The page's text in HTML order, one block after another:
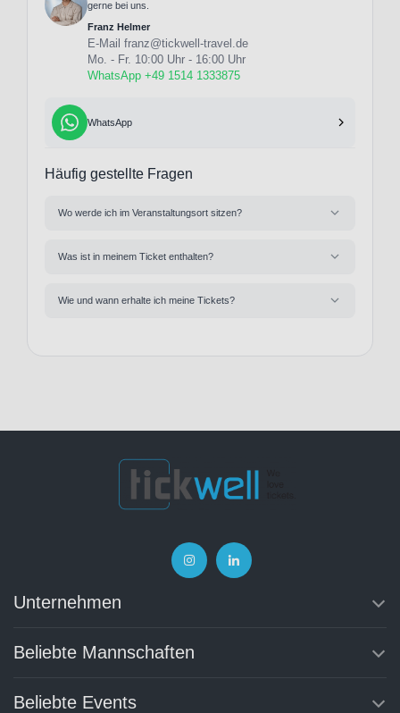
gerne bei uns.
Franz Helmer
E-Mail franz@tickwell-travel.de
Mo. - Fr. 10:00 Uhr - 16:00 Uhr
WhatsApp +49 1514 1333875
WhatsApp
Häufig gestellte Fragen
Wo werde ich im Veranstaltungsort sitzen?
Was ist in meinem Ticket enthalten?
Wie und wann erhalte ich meine Tickets?
Unternehmen
Beliebte Mannschaften
Beliebte Events